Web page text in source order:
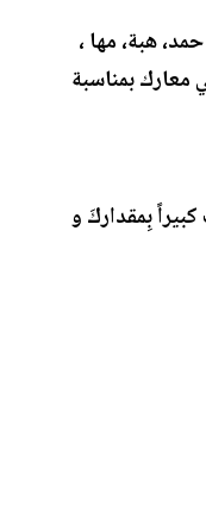
هبة، مها ،
معارك بمناسبة
بِمقداركَ و